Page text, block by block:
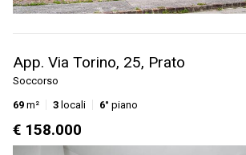
App. Via Torino, 25, Prato
Soccorso
69 m² 3 locali 6° piano
€ 158.000